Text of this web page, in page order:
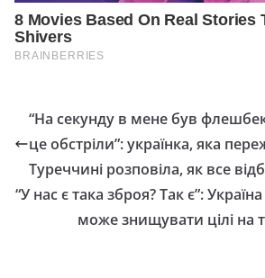
“На секунду в мене був
це обстріли”: українка, яка
Туреччині розповіла, як все
“У нас є така зброя? Так є”:
може знищувати цілі на